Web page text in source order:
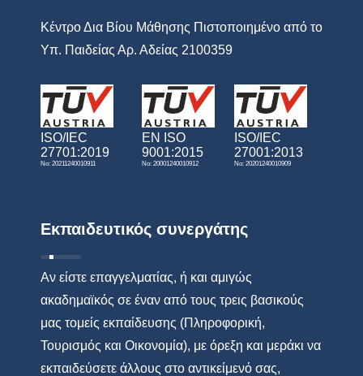
Κέντρο Δια Βίου Μάθησης Πιστοποιημένο από το
Υπ. Παιδείας Αρ. Αδείας 2100359
ISO/IEC
27701:2019
No: 20211240010911
EN ISO
9001:2015
No: 20001240010912
ISO/IEC
27001:2013
No: 20201240010909
Εκπαιδευτικός συνεργάτης
Αν είστε επαγγελματίας, ή και αμιγώς
ακαδημαϊκός σε έναν από τους τρεις βασικούς
μας τομείς εκπαίδευσης (Πληροφορική,
Τουρισμός και Οικονομία), με όρεξη και μεράκι να
εκπαιδεύσετε άλλους στο αντικείμενό σας,